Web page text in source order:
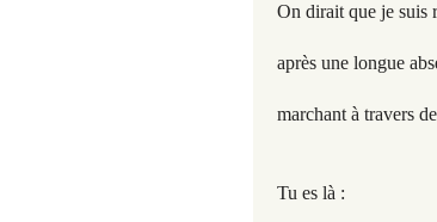
On dirait que je suis
après une longue
marchant à travers
Tu es là :